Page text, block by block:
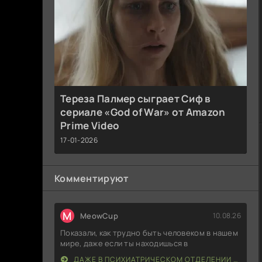
Тереза Палмер сыграет Сиф в
сериале «God of War» от Amazon
Prime Video
17-01-2026
Комментируют
M MeowCup 10.08.26
Показали, как трудно быть человеком в нашем
мире, даже если ты находишься в
ДАЖЕ В ПСИХИАТРИЧЕСКОМ ОТДЕЛЕНИИ НАСТУПАЕТ УТРО